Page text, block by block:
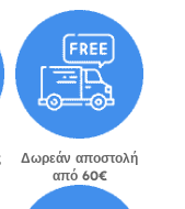
Δωρεάν αποστολή
από 60€